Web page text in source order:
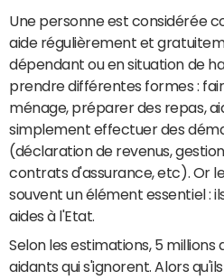
Une personne est considérée
aide régulièrement et
dépendant ou en situation de
prendre différentes formes :
ménage, préparer des repas,
simplement effectuer des
(déclaration de revenus,
contrats d'assurance, etc). Or
souvent un élément essentiel :
aides à l'Etat.
Selon les estimations, 5 millions
aidants qui s'ignorent. Alors